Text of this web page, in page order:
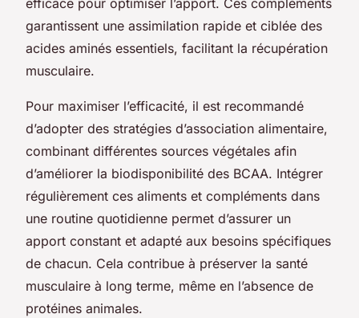
garantissent une assimilation rapide et ciblée des
acides aminés essentiels, facilitant la récupération
musculaire.
Pour maximiser l’efficacité, il est recommandé
d’adopter des stratégies d’association alimentaire,
combinant différentes sources végétales afin
d’améliorer la biodisponibilité des BCAA. Intégrer
régulièrement ces aliments et compléments dans
une routine quotidienne permet d’assurer un
apport constant et adapté aux besoins spécifiques
de chacun. Cela contribue à préserver la santé
musculaire à long terme, même en l’absence de
protéines animales.